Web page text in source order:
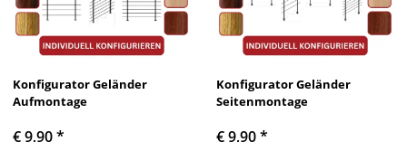
Konfigurator Geländer
Aufmontage
€ 9,90*
Konfigurator Geländer
Seitenmontage
€ 9,90*